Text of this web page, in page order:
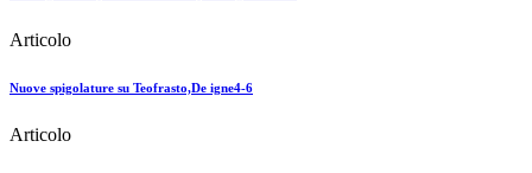
Articolo
Nuove spigolature su Teofrasto,De igne4-6
Articolo